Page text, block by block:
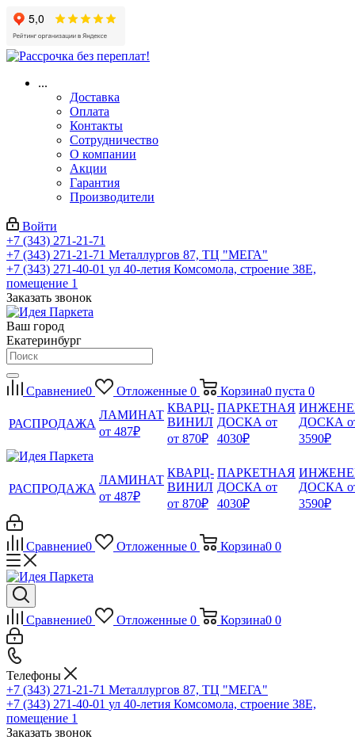
...
Доставка
Оплата
Контакты
Сотрудничество
О компании
Акции
Гарантия
Производители
Войти
+7 (343) 271-21-71
+7 (343) 271-21-71 Металлургов 87, ТЦ "МЕГА"
+7 (343) 271-40-01 ул 40-летия Комсомола, строение 38Е,
помещение 1
Заказать звонок
Ваш город
Екатеринбург
Сравнение0 Отложенные 0 Корзина0 пуста 0
РАСПРОДАЖА
ЛАМИНАТ
от 487₽
КВАРЦ-
ВИНИЛ
от 870₽
ПАРКЕТНАЯ
ДОСКА от
4030₽
ДОСКА
3590₽
РАСПРОДАЖА
ЛАМИНАТ
от 487₽
КВАРЦ-
ВИНИЛ
от 870₽
ПАРКЕТНАЯ
ДОСКА от
4030₽
ДОСКА
3590₽
Сравнение0 Отложенные 0 Корзина0 0
Сравнение0 Отложенные 0 Корзина0 0
Телефоны
+7 (343) 271-21-71 Металлургов 87, ТЦ "МЕГА"
+7 (343) 271-40-01 ул 40-летия Комсомола, строение 38Е,
помещение 1
Заказать звонок